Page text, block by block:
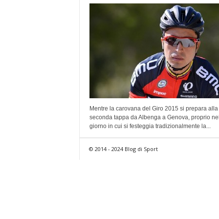
Mentre la carovana del Giro 2015 si prepara alla
seconda tappa da Albenga a Genova, proprio
giorno in cui si festeggia tradizionalmente la...
© 2014 - 2024 Blog di Sport